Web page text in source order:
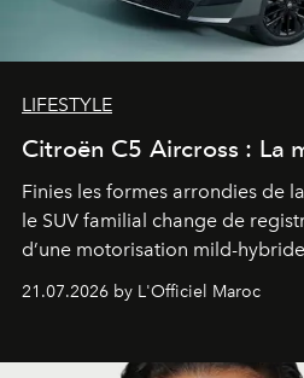
LIFESTYLE
Citroën C5 Aircross : La
Finies les formes arrondies de
le SUV familial change de
d’une motorisation mild-
économe. à n’en pas douter, le
gagné en maturité.
21.07.2026 by L'Officiel Maroc